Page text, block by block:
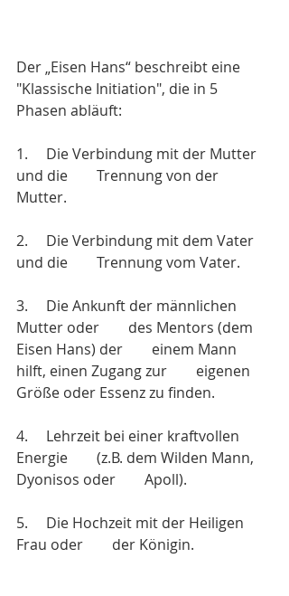
Der „Eisen Hans“ beschreibt eine
"Klassische Initiation", die in 5
Phasen abläuft:
1.     Die Verbindung mit der Mutter
und die        Trennung von der
Mutter.
2.     Die Verbindung mit dem Vater
und die        Trennung vom Vater.
3.     Die Ankunft der männlichen
Mutter oder        des Mentors (dem
Eisen Hans) der        einem Mann
hilft, einen Zugang zur        eigenen
Größe oder Essenz zu finden.
4.     Lehrzeit bei einer kraftvollen
Energie        (z.B. dem Wilden Mann,
Dyonisos oder        Apoll).
5.     Die Hochzeit mit der Heiligen
Frau oder        der Königin.